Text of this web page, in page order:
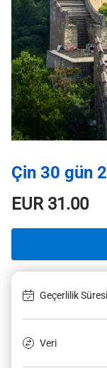
Çin 30 gün
EUR31.00
Geçerlilik Süresi
Veri